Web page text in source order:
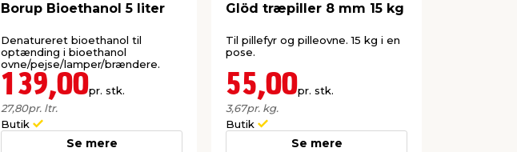
Borup Bioethanol 5 liter
Denatureret bioethanol til
optænding i bioethanol
ovne/pejse/lamper/brændere.
139,00pr. stk.
27,80pr. ltr.
Butik
Se mere
Glöd træpiller 8 mm 15 kg
Til pillefyr og pilleovne. 15 kg i en
pose.
55,00pr. stk.
3,67pr. kg.
Butik
Se mere